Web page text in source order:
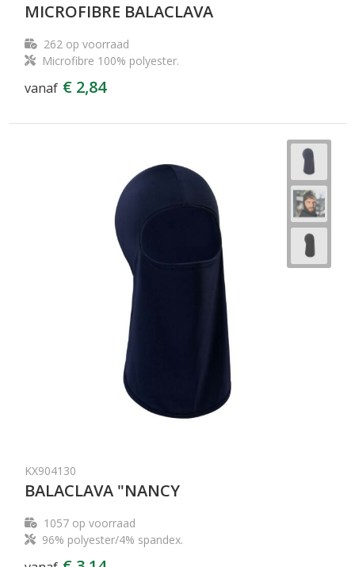
MICROFIBRE BALACLAVA
262op voorraad
Microfibre 100% polyester.
vanaf € 2,84
KX904130
BALACLAVA "NANCY
1057op voorraad
96% polyester/4% spandex.